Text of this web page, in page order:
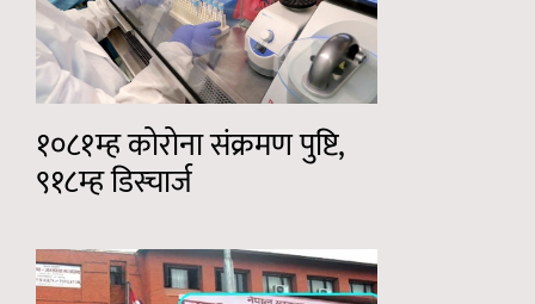
१०८१म्ह कोरोना संक्रमण पुष्टि,
९१८म्ह डिस्चार्ज